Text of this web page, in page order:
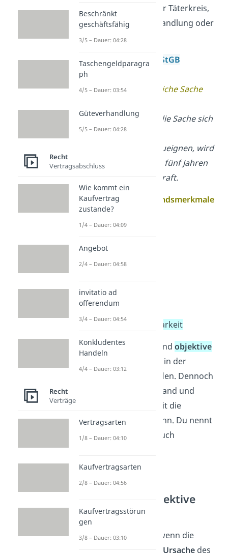
sind, wie zum Beispiel der Täterkreis,
die Tatsituation, die Tathandlung oder
das Tatobjekt.
Beispiel:§ 242 Absatz 1 StGB
(Strafgesetzbuch)
Wer einefremde bewegliche Sache
der Absichtwegnimmt
, die Sache sich
oder einem
zuzueignen, wird
mit Freiheitsstrafe bis zu fünf Jahren
oder mit Geldstrafe bestraft.
Dieobjektiven Tatbestandsmerkmale
sind hier:
beweglich
Sache
Rechtswidrigkeit
objektive Zurechenbarkeit
Die BegriffeKausalität undobjektive
sind so in der
Rechtsnorm nicht zu finden. Dennoch
gehören sie zum Tatbestand und
müssen erfüllt sein, damit die
Rechtsfolge eintreten kann. Du nennt
diese Merkmale daher auch
ungeschriebene
Tatbestandsmerkmale
Kausalität und objektive
Zurechenbarkeit
Kausalitätist gegeben, wenn die
Ursache des
Beschränkt
geschäftsfähig
3/5 – Dauer: 04:28
Taschengeldparagra
ph
4/5 – Dauer: 03:54
Güteverhandlung
5/5 – Dauer: 04:28
Recht
Vertragsabschluss
Wie kommt ein
Kaufvertrag
zustande?
1/4 – Dauer: 04:09
Angebot
2/4 – Dauer: 04:58
invitatio ad
offerendum
3/4 – Dauer: 04:54
Konkludentes
Handeln
4/4 – Dauer: 03:12
Recht
Verträge
Vertragsarten
1/8 – Dauer: 04:10
Kaufvertragsarten
2/8 – Dauer: 04:56
Kaufvertragsstörun
gen
3/8 – Dauer: 03:10